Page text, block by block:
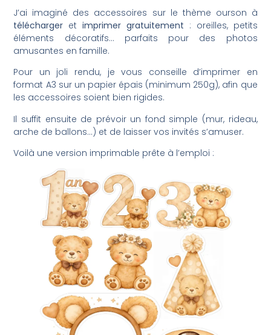
J’ai imaginé des accessoires sur le thème ourson à
télécharger etimprimer gratuitement : oreilles, petits
éléments décoratifs… parfaits pour des photos
amusantes en famille.
Pour un joli rendu, je vous conseille d’imprimer en
format A3 sur un papier épais (minimum 250g), afin que
les accessoires soient bien rigides.
Il suffit ensuite de prévoir un fond simple (mur, rideau,
arche de ballons…) et de laisser vos invités s’amuser.
Voilà une version imprimable prête à l’emploi :